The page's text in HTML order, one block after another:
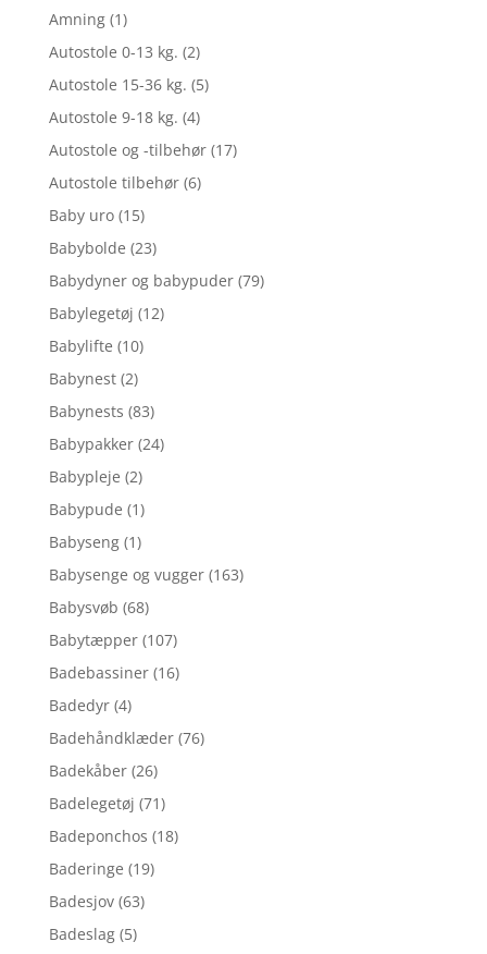
Amning (1)
Autostole 0-13 kg. (2)
Autostole 15-36 kg. (5)
Autostole 9-18 kg. (4)
Autostole og -tilbehør (17)
Autostole tilbehør (6)
Baby uro (15)
Babybolde (23)
Babydyner og babypuder (79)
Babylegetøj (12)
Babylifte (10)
Babynest (2)
Babynests (83)
Babypakker (24)
Babypleje (2)
Babypude (1)
Babyseng (1)
Babysenge og vugger (163)
Babysvøb (68)
Babytæpper (107)
Badebassiner (16)
Badedyr (4)
Badehåndklæder (76)
Badekåber (26)
Badelegetøj (71)
Badeponchos (18)
Baderinge (19)
Badesjov (63)
Badeslag (5)